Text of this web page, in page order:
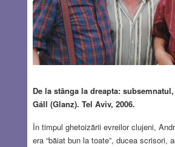
De la stȃnga la dreapta:
Gáll (Glanz). Tel Aviv, 2006.
În timpul ghetoizării evreilor clujeni,
era “băiat bun la toate”, ducea scrisori,